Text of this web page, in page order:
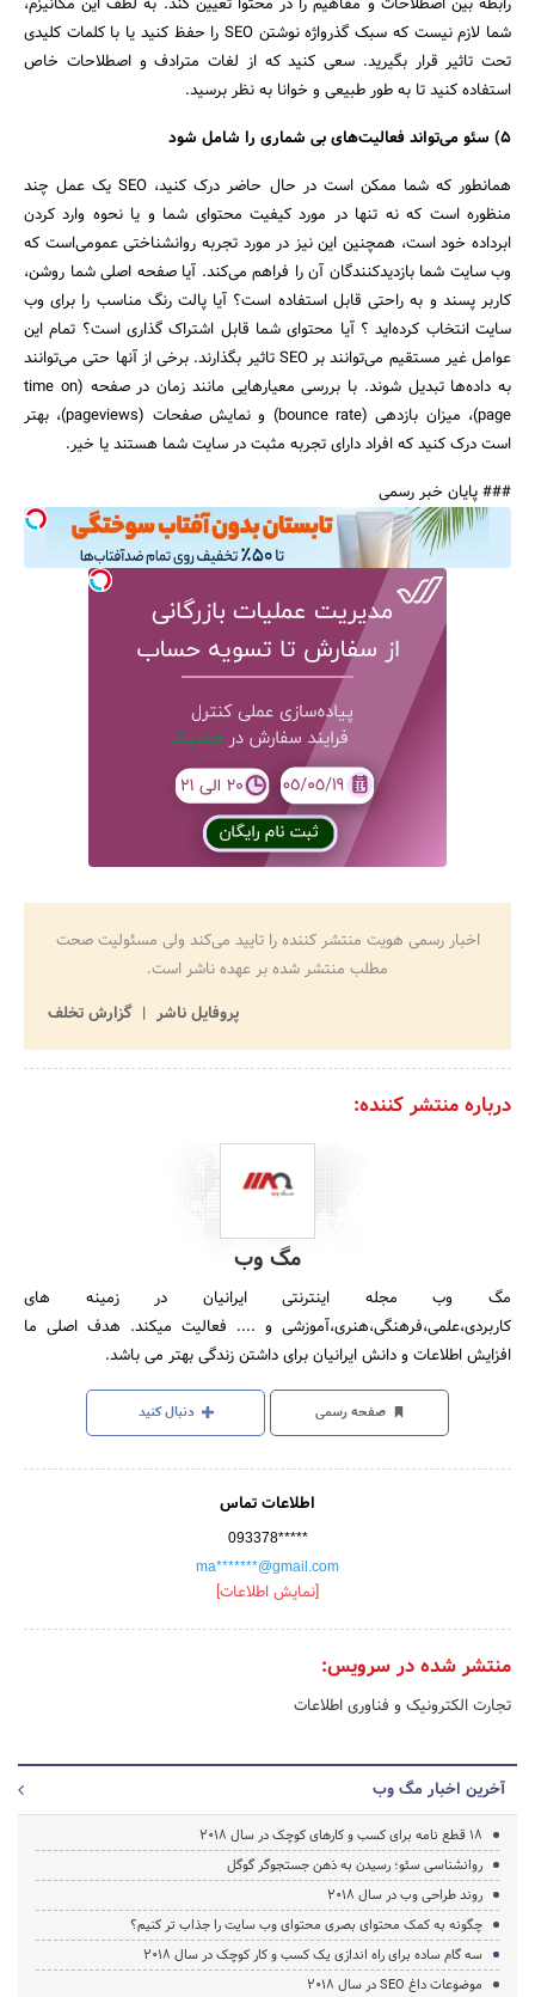
رابطه بین اصطلاحات و مفاهیم را در محتوا تعیین کند. به لطف این مکانیزم،
شما لازم نیست که سبک گذرواژه نوشتن SEO را حفظ کنید یا با کلمات کلیدی
تحت تاثیر قرار بگیرید. سعی کنید که از لغات مترادف و اصطلاحات خاص
استفاده کنید تا به طور طبیعی و خوانا به نظر برسید.
۵) سئو می‌تواند فعالیت‌های بی شماری را شامل شود
همانطور که شما ممکن است در حال حاضر درک کنید، SEO یک عمل چند
منظوره است که نه تنها در مورد کیفیت محتوای شما و یا نحوه وارد کردن
ابرداده خود است، همچنین این نیز در مورد تجربه روانشناختی عمومی‌است که
وب سایت شما بازدیدکنندگان آن را فراهم می‌کند. آیا صفحه اصلی شما روشن،
کاربر پسند و به راحتی قابل استفاده است؟ آیا پالت رنگ مناسب را برای وب
سایت انتخاب کرده‌اید ؟ آیا محتوای شما قابل اشتراک گذاری است؟ تمام این
عوامل غیر مستقیم می‌توانند بر SEO تاثیر بگذارند. برخی از آنها حتی می‌توانند
به داده‌ها تبدیل شوند. با بررسی معیارهایی مانند زمان در صفحه (time on
page)، میزان بازدهی (bounce rate) و نمایش صفحات (pageviews)، بهتر
است درک کنید که افراد دارای تجربه مثبت در سایت شما هستند یا خیر.
### پایان خبر رسمی
اخبار رسمی هویت منتشر کننده را تایید می‌کند ولی مسئولیت صحت
مطلب منتشر شده بر عهده ناشر است.
پروفایل ناشر
گزارش تخلف
درباره منتشر کننده:
مگ وب
مگ وب مجله اینترنتی ایرانیان در زمینه های
کاربردی،علمی،فرهنگی،هنری،آموزشی و .... فعالیت میکند. هدف اصلی ما
افزایش اطلاعات و دانش ایرانیان برای داشتن زندگی بهتر می باشد.
صفحه رسمی دنبال کنید
اطلاعات تماس
093378*****
ma*******@gmail.com
[نمایش اطلاعات]
منتشر شده در سرویس:
تجارت الکترونیک و فناوری اطلاعات
آخرین اخبار مگ وب
18 قطع نامه برای کسب و کارهای کوچک در سال ۲۰۱۸
روانشناسی سئو؛ رسیدن به ذهن جستجوگر گوگل
روند طراحی وب در سال 2018
چگونه به کمک محتوای بصری محتوای وب سایت را جذاب تر کنیم؟
سه گام ساده برای راه اندازی یک کسب و کار کوچک در سال ۲۰۱۸
موضوعات داغ SEO در سال 2018